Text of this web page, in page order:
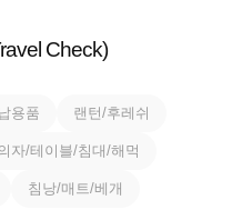
Check)
용품 랜턴/후레쉬
자/테이블/침대/해먹
침낭/매트/베개